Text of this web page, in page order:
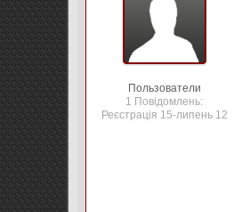
Пользователи
1 Повідомлень:
Реєстрація 15-липень 12